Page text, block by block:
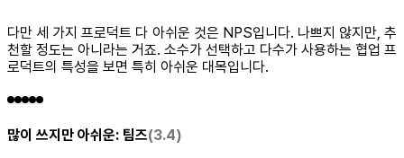
다만 세 가지 프로덕트 다 아쉬운 것은 NPS입니다. 나쁘지 않지만, 추
천할 정도는 아니라는 거죠. 소수가 선택하고 다수가 사용하는 협업 프
로덕트의 특성을 보면 특히 아쉬운 대목입니다.
많이 쓰지만 아쉬운: 팀즈(3.4)